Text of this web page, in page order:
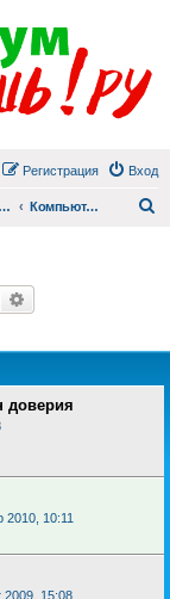
Вход
Регистрация
Компьютерная графика
Поиск
доверия
2010, 10:11
2009, 15:08